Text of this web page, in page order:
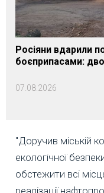
Росіяни вдарили
боєприпасами:
07.08.2026
"Доручив міській
екологічної
обстежити всі